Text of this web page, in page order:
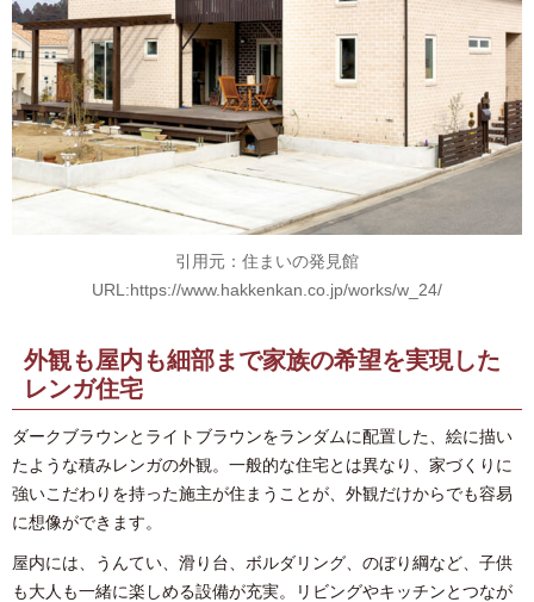
引用元：住まいの発見館
URL:https://www.hakkenkan.co.jp/works/w_24/
外観も屋内も細部まで家族の希望を実現した
レンガ住宅
ダークブラウンとライトブラウンをランダムに配置した、絵に描い
たような積みレンガの外観。一般的な住宅とは異なり、家づくりに
強いこだわりを持った施主が住まうことが、外観だけからでも容易
に想像ができます。
屋内には、うんてい、滑り台、ボルダリング、のぼり綱など、子供
も大人も一緒に楽しめる設備が充実。リビングやキッチンとつなが